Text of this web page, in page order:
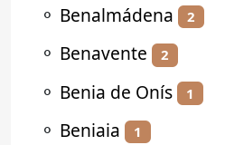
⚬ Benalmádena 2
⚬ Benavente 2
⚬ Benia de Onís 1
⚬ Beniaia 1